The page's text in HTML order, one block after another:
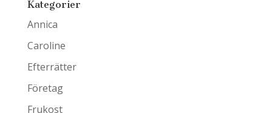
Kategorier
Annica
Caroline
Efterrätter
Företag
Frukost